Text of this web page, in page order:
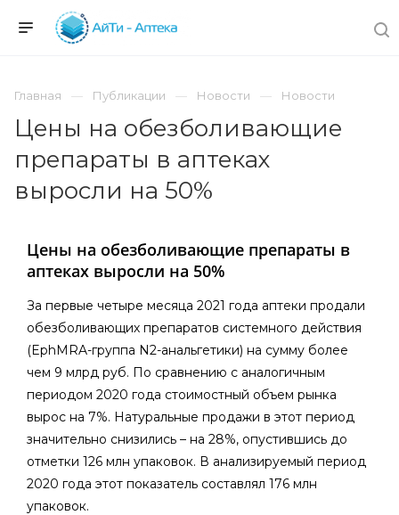
Главная Публикации Новости Новости
Цены на обезболивающие
препараты в аптеках
выросли на 50%
Цены на обезболивающие препараты в
аптеках выросли на 50%
За первые четыре месяца 2021 года аптеки продали
обезболивающих препаратов системного действия
(EphMRA-группа N2-анальгетики) на сумму более
чем 9 млрд руб. По сравнению с аналогичным
периодом 2020 года стоимостный объем рынка
вырос на 7%. Натуральные продажи в этот период
значительно снизились – на 28%, опустившись до
отметки 126 млн упаковок. В анализируемый период
2020 года этот показатель составлял 176 млн
упаковок.